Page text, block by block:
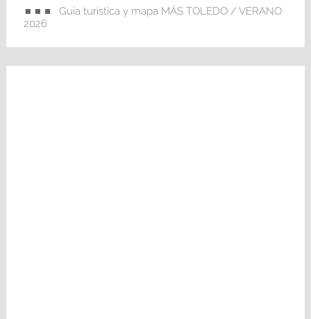
Guía turística y mapa MÁS TOLEDO / VERANO
2026